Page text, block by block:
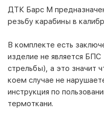
ДТК Барс М
резьбу карабины в
В комплекте есть
изделие не является
стрельбы), а это значит
коем случае не
инструкция по
термоткани.